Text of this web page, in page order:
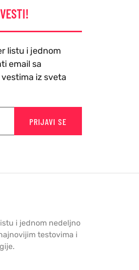
listu i jednom
email sa
iz sveta
PRIJAVI SE
i jednom nedeljno
testovima i